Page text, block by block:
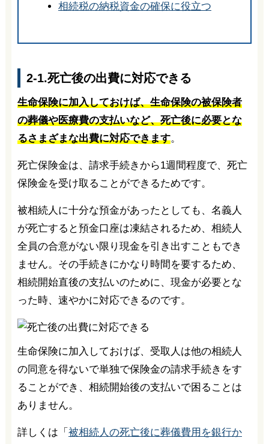
相続税の納税資金の確保に役立つ
2-1.死亡後の出費に対応できる
生命保険に加入しておけば、生命保険の被保険者
の葬儀や医療費の支払いなど、死亡後に必要とな
るさまざまな出費に対応できます。
死亡保険金は、請求手続きから1週間程度で、死亡
保険金を受け取ることができるためです。
被相続人に十分な預金があったとしても、名義人
が死亡すると預金口座は凍結されるため、相続人
全員の合意がない限り現金を引き出すこともでき
ません。その手続きにかなり時間を要するため、
相続開始直後の支払いのために、現金が必要とな
った時、速やかに対応できるのです。
生命保険に加入しておけば、受取人は他の相続人
の同意を得ないで単独で保険金の請求手続きをす
ることができ、相続開始後の支払いで困ることは
ありません。
詳しくは「 被相続人の死亡後に葬儀費用を銀行か